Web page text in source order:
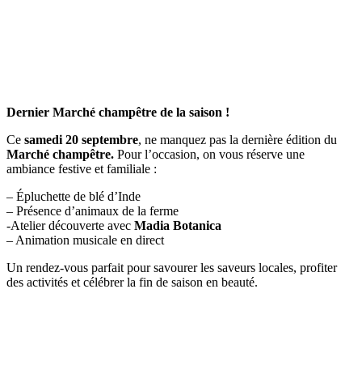
Dernier Marché champêtre de la saison !
Ce samedi 20 septembre, ne manquez pas la dernière édition du
Marché champêtre. Pour l’occasion, on vous réserve une
ambiance festive et familiale :
– Épluchette de blé d’Inde
– Présence d’animaux de la ferme
-Atelier découverte avec Madia Botanica
– Animation musicale en direct
Un rendez-vous parfait pour savourer les saveurs locales, profiter
des activités et célébrer la fin de saison en beauté.